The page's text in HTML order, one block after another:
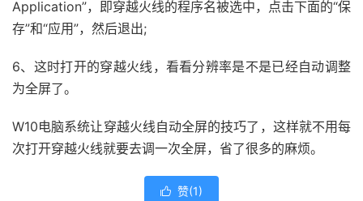
Application”，即穿越火线的程序名被选中，点击下面的“保
存”和“应用”，然后退出;
6、这时打开的穿越火线，看看分辨率是不是已经自动调整
为全屏了。
W10电脑系统让穿越火线自动全屏的技巧了，这样就不用每
次打开穿越火线就要去调一次全屏，省了很多的麻烦。
 赞(1)